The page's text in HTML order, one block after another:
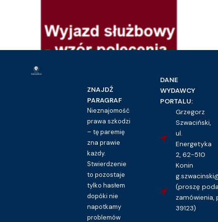
Prawo pracy i ubezpieczeń społecznych
Wyjazd służbowy – wzór polecenia
Kupuję dostęp do wzoru pisma
ZNAJDŹ
PARAGRAF
Nieznajomość
prawa szkodzi
– tę paremię
zna prawie
każdy.
Stwierdzenie
to pozostaje
tylko hasłem
dopóki nie
napotkamy
problemów
DANE
WYDAWCY
PORTALU:
Grzegorz
Szwaciński,
ul.
Energetyka
2, 62-510
Konin
(proszę
zamówienia,
39123)